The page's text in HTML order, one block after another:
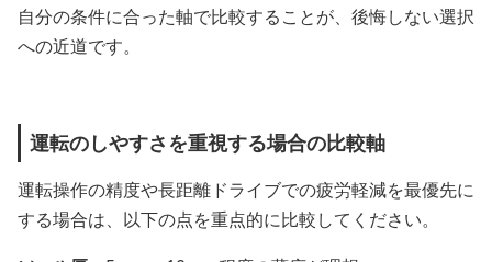
自分の条件に合った軸で比較することが、後悔しない選択
への近道です。
運転のしやすさを重視する場合の比較軸
運転操作の精度や長距離ドライブでの疲労軽減を最優先に
する場合は、以下の点を重点的に比較してください。